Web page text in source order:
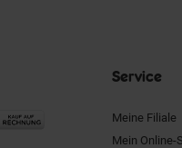
Service
Meine Filiale
Mein Online-